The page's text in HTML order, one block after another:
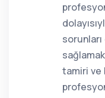
tamiri ve